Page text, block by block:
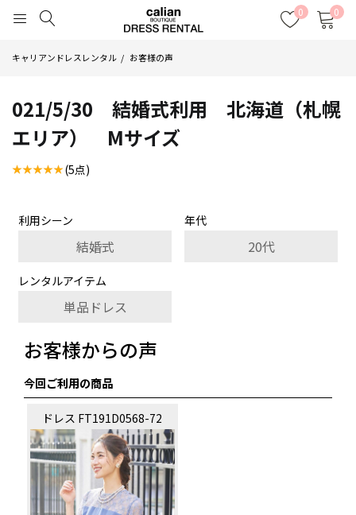
0 0
キャリアンドレスレンタル お客様の声
021/5/30 結婚式利用 北海道（札幌
エリア） Mサイズ
(5点)
利用シーン
結婚式
年代
20代
レンタルアイテム
単品ドレス
お客様からの声
今回ご利用の商品
ドレス FT191D0568-72